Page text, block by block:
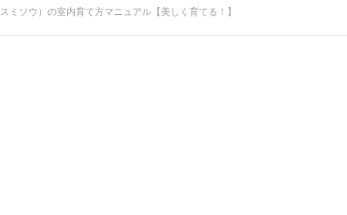
ミソウ）の室内育て方マニュアル【美しく育てる！】